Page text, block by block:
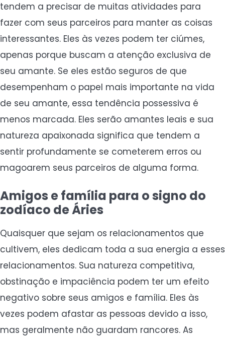
tendem a precisar de muitas atividades para
fazer com seus parceiros para manter as coisas
interessantes. Eles às vezes podem ter ciúmes,
apenas porque buscam a atenção exclusiva de
seu amante. Se eles estão seguros de que
desempenham o papel mais importante na vida
de seu amante, essa tendência possessiva é
menos marcada. Eles serão amantes leais e sua
natureza apaixonada significa que tendem a
sentir profundamente se cometerem erros ou
magoarem seus parceiros de alguma forma.
Amigos e família para o signo do
zodíaco de Áries
Quaisquer que sejam os relacionamentos que
cultivem, eles dedicam toda a sua energia a esses
relacionamentos. Sua natureza competitiva,
obstinação e impaciência podem ter um efeito
negativo sobre seus amigos e família. Eles às
vezes podem afastar as pessoas devido a isso,
mas geralmente não guardam rancores. As